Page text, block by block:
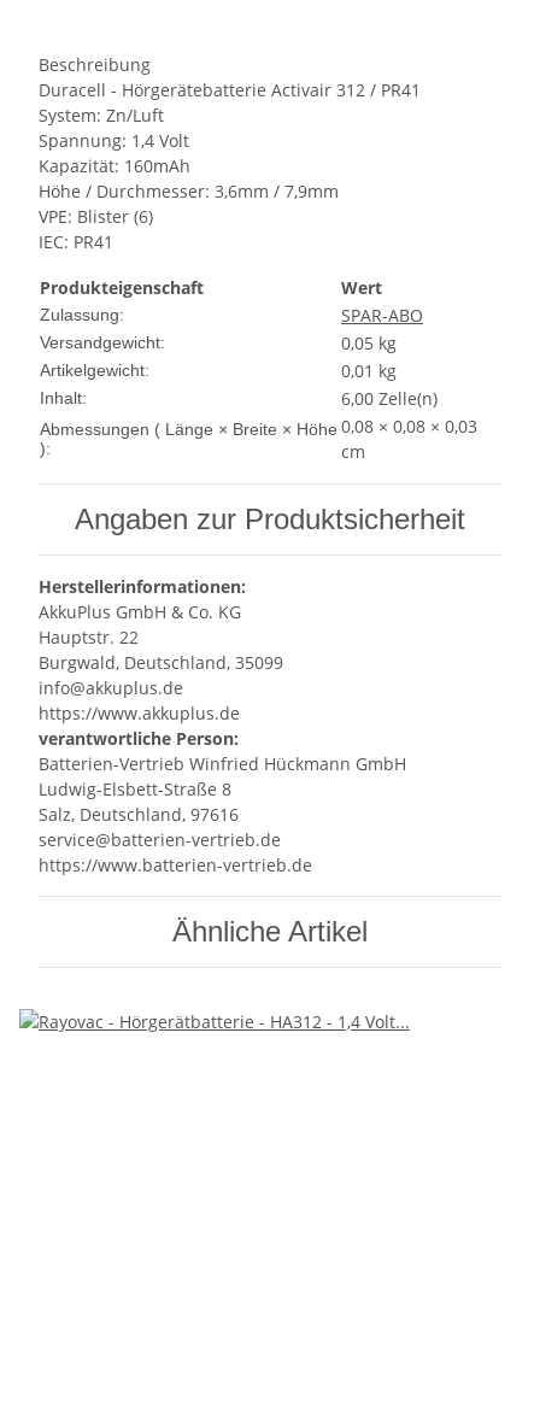
Beschreibung
Duracell - Hörgerätebatterie Activair 312 / PR41
System: Zn/Luft
Spannung: 1,4 Volt
Kapazität: 160mAh
Höhe / Durchmesser: 3,6mm / 7,9mm
VPE: Blister (6)
IEC: PR41
Produkteigenschaft
Wert
Zulassung: SPAR-ABO
Versandgewicht: 0,05 kg
Artikelgewicht: 0,01 kg
Inhalt: 6,00 Zelle(n)
Abmessungen ( Länge × Breite × Höhe
):
0,08 × 0,08 × 0,03
cm
Angaben zur Produktsicherheit
Herstellerinformationen:
AkkuPlus GmbH & Co. KG
Hauptstr. 22
Burgwald, Deutschland, 35099
info@akkuplus.de
https://www.akkuplus.de
verantwortliche Person:
Batterien-Vertrieb Winfried Hückmann GmbH
Ludwig-Elsbett-Straße 8
Salz, Deutschland, 97616
service@batterien-vertrieb.de
https://www.batterien-vertrieb.de
Ähnliche Artikel